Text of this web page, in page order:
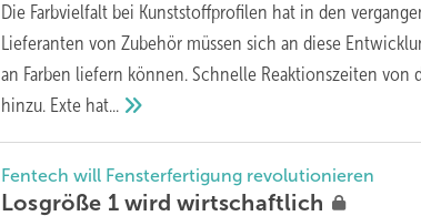
Die Farbvielfalt bei Kunststoffprofilen hat in den
Lieferanten von Zubehör müssen sich an diese
an Farben liefern können. Schnelle Reaktionszeiten von
hinzu. Exte hat...
Fentech will Fensterfertigung revolutionieren
Losgröße 1 wirdwirtschaftlich